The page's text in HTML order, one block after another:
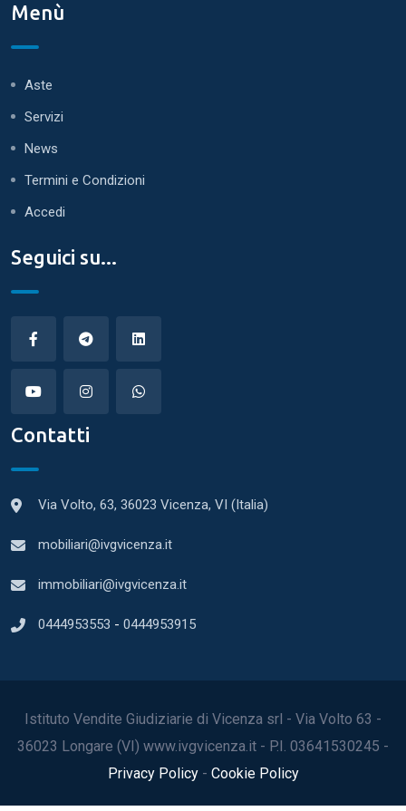
Menù
Aste
Servizi
News
Termini e Condizioni
Accedi
Seguici su...
Contatti
Via Volto, 63, 36023 Vicenza, VI (Italia)
mobiliari@ivgvicenza.it
immobiliari@ivgvicenza.it
0444953553 - 0444953915
Istituto Vendite Giudiziarie di Vicenza srl - Via Volto 63 -
36023 Longare (VI) www.ivgvicenza.it - P.I. 03641530245 -
Privacy Policy - Cookie Policy